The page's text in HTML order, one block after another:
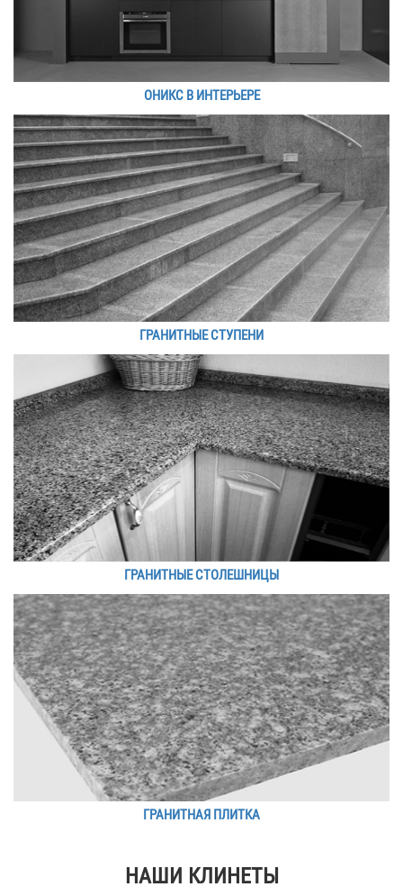
ОНИКС В ИНТЕРЬЕРЕ
ГРАНИТНЫЕ СТУПЕНИ
ГРАНИТНЫЕ СТОЛЕШНИЦЫ
ГРАНИТНАЯ ПЛИТКА
НАШИ КЛИНЕТЫ